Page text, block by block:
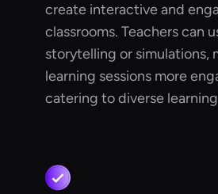
create interactive and
classrooms. Teachers can
storytelling or simulations,
learning sessions more
catering to diverse